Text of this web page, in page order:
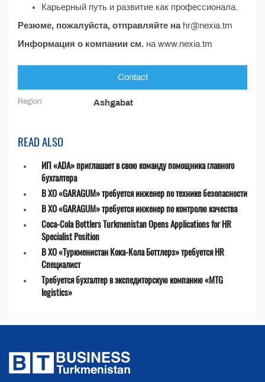
Карьерный путь и развитие как профессионала.
Резюме, пожалуйста, отправляйте наhr@nexia.tm
Информация о компании см. на www.nexia.tm
Contact
Region: Ashgabat
READ ALSO
ИП «ADA» приглашает в свою команду помощника главного
бухгалтера
В ХО «GARAGUM» требуется инженер по технике безопасности
В ХО «GARAGUM» требуется инженер по контролю качества
Coca-Cola Bottlers Turkmenistan Opens Applications for HR
Specialist Position
В ХО «Туркменистан Кока-Кола Боттлерз» требуется HR
Специалист
Требуется бухгалтер в экспедиторскую компанию «MTG
logistics»